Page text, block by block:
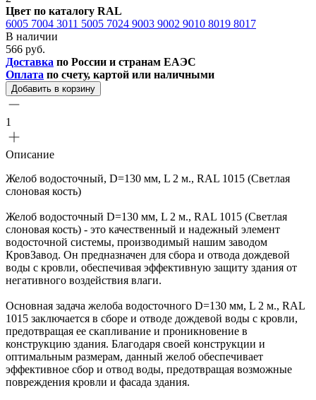
Цвет по каталогу RAL
6005 7004 3011 5005 7024 9003 9002 9010 8019 8017
В наличии
566 руб.
Доставка по России и странам ЕАЭС
Оплата по счету, картой или наличными
Добавить в корзину
1
Описание
Желоб водосточный, D=130 мм, L 2 м., RAL 1015 (Светлая
слоновая кость)
Желоб водосточный D=130 мм, L 2 м., RAL 1015 (Светлая
слоновая кость) - это качественный и надежный элемент
водосточной системы, производимый нашим заводом
КровЗавод. Он предназначен для сбора и отвода дождевой
воды с кровли, обеспечивая эффективную защиту здания от
негативного воздействия влаги.
Основная задача желоба водосточного D=130 мм, L 2 м., RAL
1015 заключается в сборе и отводе дождевой воды с кровли,
предотвращая ее скапливание и проникновение в
конструкцию здания. Благодаря своей конструкции и
оптимальным размерам, данный желоб обеспечивает
эффективное сбор и отвод воды, предотвращая возможные
повреждения кровли и фасада здания.